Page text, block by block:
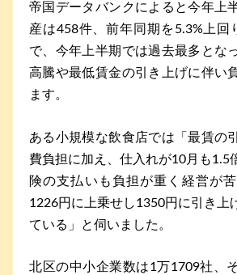
帝国データバンクによると今年上
産は458件、前年同期を5.3%上回
で、今年上半期では過去最多とな
高騰や最低賃金の引き上げに伴い
ます。
ある小規模な飲食店では「最賃の
費負担に加え、仕入れが10月も1.5
険の支払いも負担が重く経営が
1226円に上乗せし1350円に引き上
ている」と伺いました。
北区の中小企業数は1万1709社、